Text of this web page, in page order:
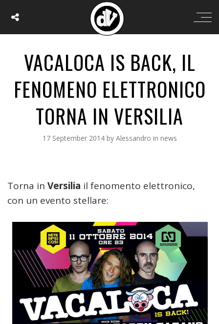
VACALOCA IS BACK, IL
FENOMENO ELETTRONICO
TORNA IN VERSILIA
17 September 2014 by Alessandro in news
Torna in Versilia il fenomento elettronico,
con un evento stellare: